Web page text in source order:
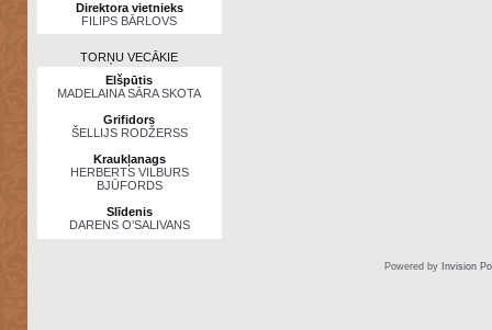
Direktora vietnieks
FILIPS BĀRLOVS
TORŅU VECĀKIE
Elšpūtis
MADELAINA SĀRA SKOTA
Grifidors
ŠELLIJS RODŽERSS
Kraukļanags
HERBERTS VILBURS
BJŪFORDS
Slīdenis
DARENS O’SALIVANS
Powered by Invision